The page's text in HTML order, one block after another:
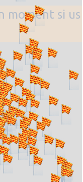
moment si us